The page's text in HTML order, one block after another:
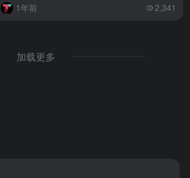
1年前 2,341
加载更多